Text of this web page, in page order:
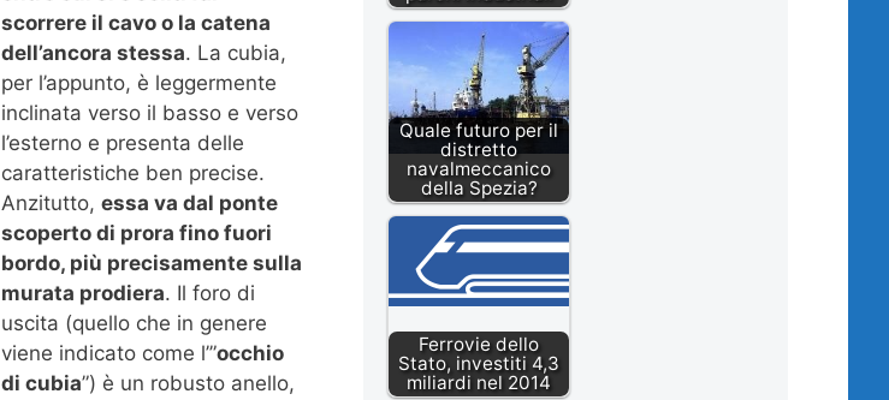
scorrere il cavo o la catena
dell’ancora stessa. La cubia,
per l’appunto, è leggermente
inclinata verso il basso e verso
l’esterno e presenta delle
caratteristiche ben precise.
Anzitutto,essa va dal ponte
scoperto di prora fino fuori
bordo, più precisamente sulla
murata prodiera. Il foro di
uscita (quello che in genere
viene indicato come l’”occhio
di cubia”) è un robusto anello,
Quale futuro per il
distretto
navalmeccanico
della Spezia?
Ferrovie dello
Stato, investiti 4,3
miliardi nel 2014